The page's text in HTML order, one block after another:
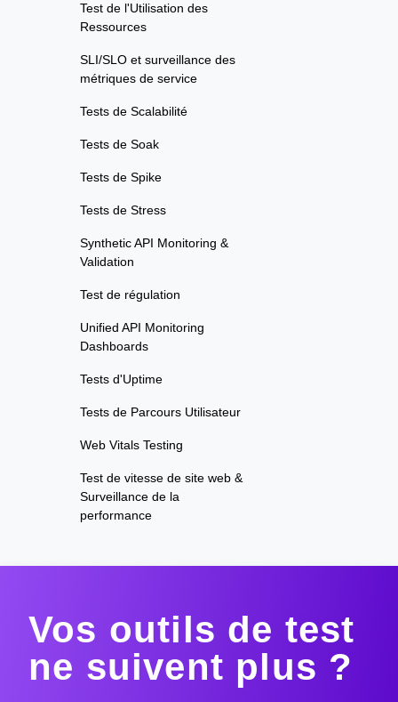
Test de l'Utilisation des
Ressources
SLI/SLO et surveillance des
métriques de service
Tests de Scalabilité
Tests de Soak
Tests de Spike
Tests de Stress
Synthetic API Monitoring &
Validation
Test de régulation
Unified API Monitoring
Dashboards
Tests d'Uptime
Tests de Parcours Utilisateur
Web Vitals Testing
Test de vitesse de site web &
Surveillance de la
performance
Vos outils de test
ne suivent plus ?